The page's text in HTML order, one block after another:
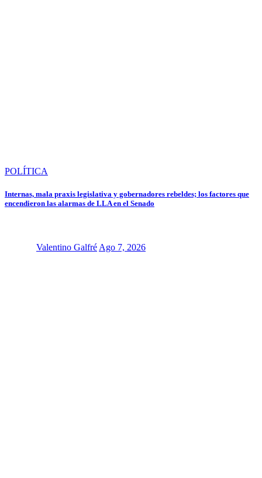
POLÍTICA
Internas, mala praxis legislativa y gobernadores rebeldes; los factores que
encendieron las alarmas de LLA en el Senado
Valentino Galfré Ago 7, 2026